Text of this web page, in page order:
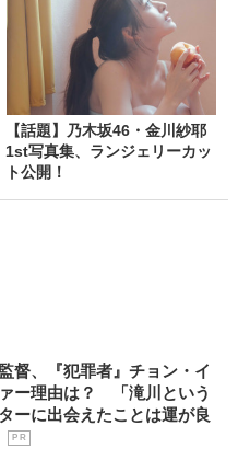
【話題】乃木坂46・金川紗耶
1st写真集、ランジェリーカッ
ト公開！
督、『犯罪者』チョン・イ
ー理由は？ 「滝川という
ーに出会えたことは運が良
P R